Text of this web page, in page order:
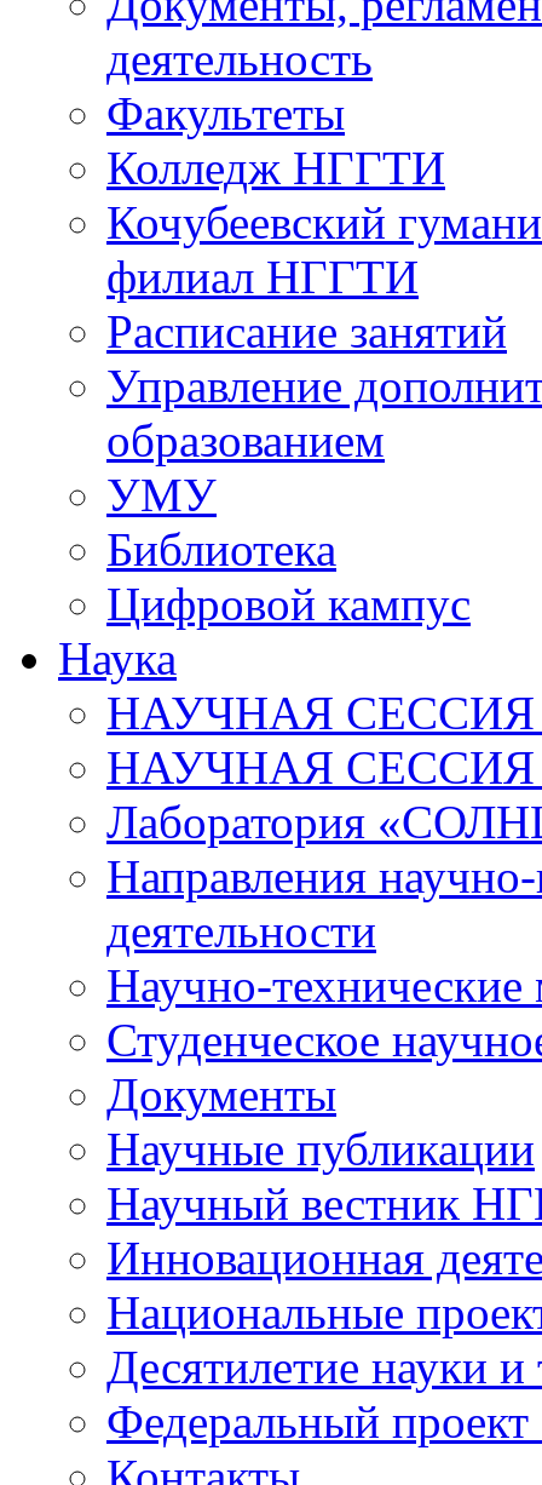
деятельность
Факультеты
Колледж НГГТИ
Кочубеевский
филиал НГГТИ
Расписание занятий
Управление
образованием
УМУ
Библиотека
Цифровой кампус
Наука
НАУЧНАЯ СЕССИЯ
НАУЧНАЯ
Лаборатория
Направления научно-
деятельности
Научно-технические
Студенческое
Документы
Научные публикации
Научный вестник
Инновационная
Национальные
Десятилетие науки и
Федеральный